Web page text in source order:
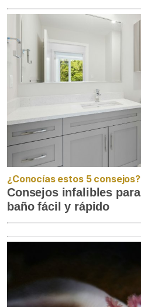
¿Conocías estos 5 consejos?
Consejos infalibles
baño fácil y rápido